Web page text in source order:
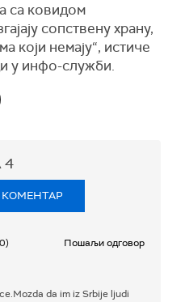
са ковидом
сопствену храну,
који немају“, истиче
у инфо-служби.
4
Пошаљи одговор
da im iz Srbije ljudi